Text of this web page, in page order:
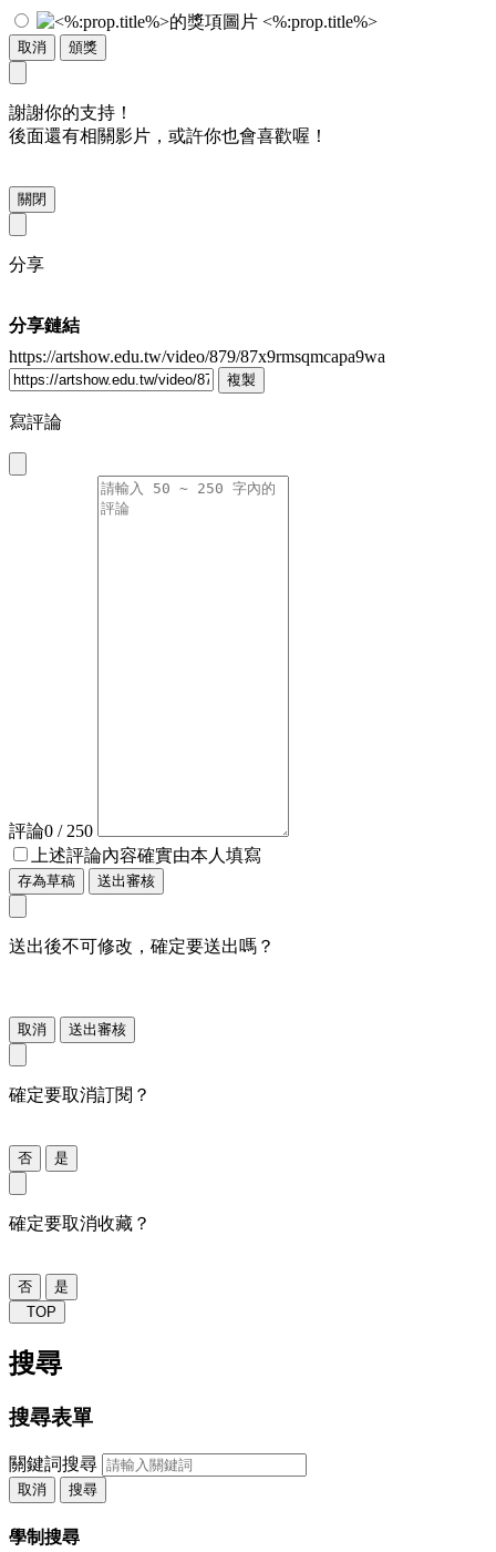
<%:prop.title%>
取消 頒獎
謝謝你的支持！
後面還有相關影片，或許你也會喜歡喔！
關閉
分享
分享鏈結
https://artshow.edu.tw/video/879/87x9rmsqmcapa9wa
複製
寫評論
評論0 / 250
上述評論內容確實由本人填寫
存為草稿 送出審核
送出後不可修改，確定要送出嗎？
取消 送出審核
確定要取消訂閱？
否 是
確定要取消收藏？
否
是
TOP
搜尋
搜尋表單
關鍵詞搜尋
取消 搜尋
學制搜尋